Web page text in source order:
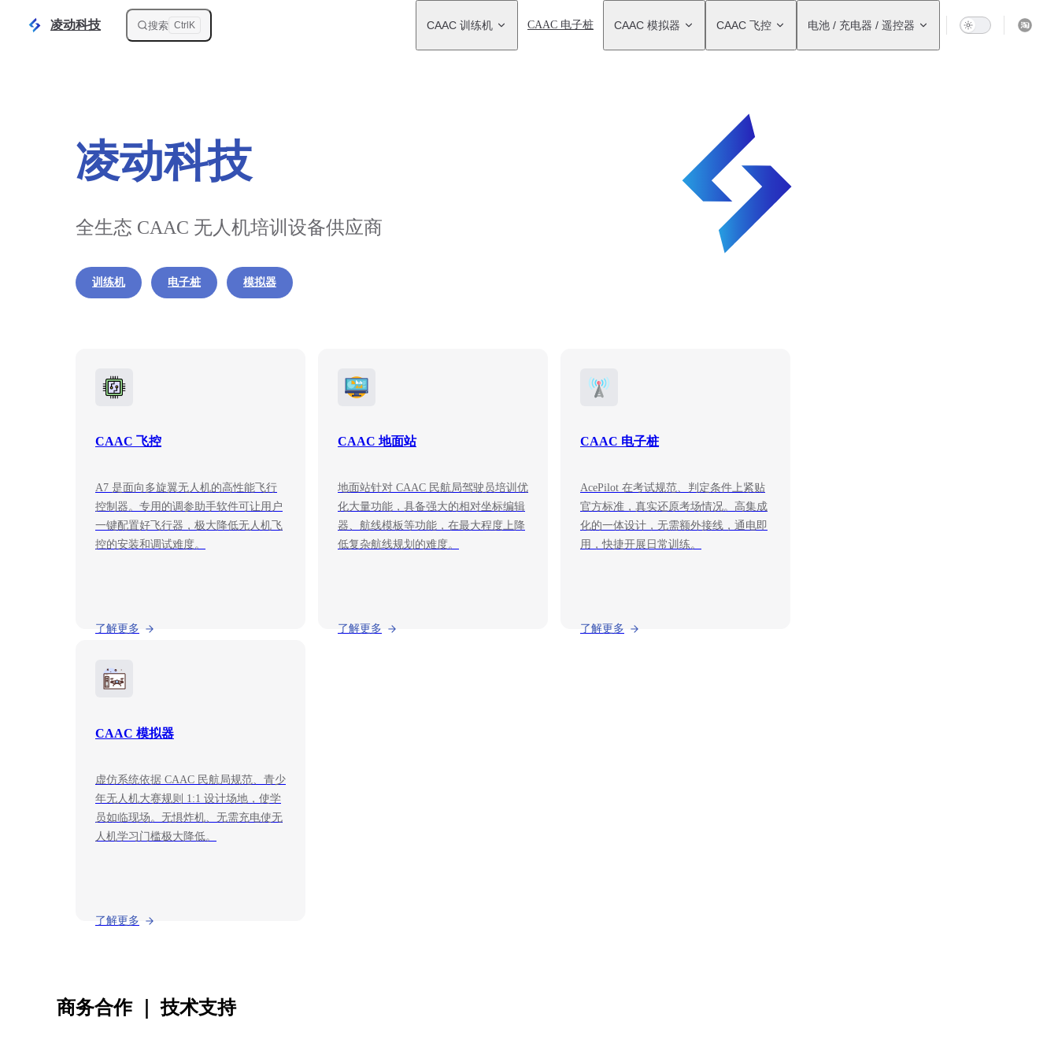
Skip to content
凌动科技 搜索 Ctrl K
Main Navigation
CAAC 训练机 CAAC 电子桩 CAAC 模拟器 CAAC 飞控 电池 / 充电器 / 遥控器
凌动科技
全生态 CAAC 无人机培训设备供应商
训练机 电子桩 模拟器
CAAC 飞控
A7 是面向多旋翼无人机的高性能飞行
控制器。专用的调参助手软件可让用户
一键配置好飞行器，极大降低无人机飞
控的安装和调试难度。
了解更多
CAAC 地面站
地面站针对 CAAC 民航局驾驶员培训优
化大量功能，具备强大的相对坐标编辑
器、航线模板等功能，在最大程度上降
低复杂航线规划的难度。
了解更多
CAAC 电子桩
AcePilot 在考试规范、判定条件上紧贴
官方标准，真实还原考场情况。高集成
化的一体设计，无需额外接线，通电即
用，快捷开展日常训练。
了解更多
CAAC 模拟器
虚仿系统依据 CAAC 民航局规范、青少
年无人机大赛规则 1:1 设计场地，使学
员如临现场。无惧炸机、无需充电使无
人机学习门槛极大降低。
了解更多
商务合作 ｜ 技术支持